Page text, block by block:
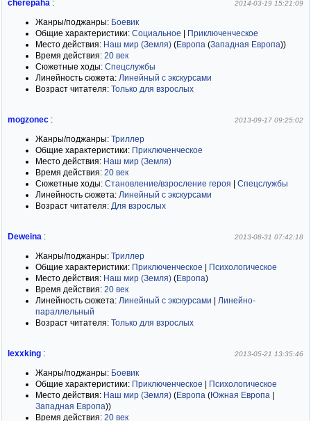
cherepaha : 2014-03-19 15:21:09
Жанры/поджанры: Боевик
Общие характеристики: Социальное
Приключенческое
Место действия: Наш мир (Земля) (Европа (Западная Европа))
Время действия: 20 век
Сюжетные ходы: Спецслужбы
Линейность сюжета: Линейный с экскурсами
Возраст читателя: Только для взрослых
mogzonec : 2013-09-17 09:25:02
Жанры/поджанры: Триллер
Общие характеристики: Приключенческое
Место действия: Наш мир (Земля)
Время действия: 20 век
Сюжетные ходы: Становление/взросление героя
Спецслужбы
Линейность сюжета: Линейный с экскурсами
Возраст читателя: Для взрослых
Deweina : 2013-08-31 07:42:18
Жанры/поджанры: Триллер
Общие характеристики: Приключенческое
Психологическое
Место действия: Наш мир (Земля) (Европа)
Время действия: 20 век
Линейность сюжета: Линейный с экскурсами
Линейно-
параллельный
Возраст читателя: Только для взрослых
lexxking : 2013-05-21 13:35:46
Жанры/поджанры: Боевик
Общие характеристики: Приключенческое
Психологическое
Место действия: Наш мир (Земля) (Европа (Южная Европа
Западная Европа))
Время действия: 20 век